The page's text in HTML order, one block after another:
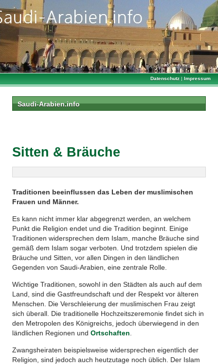
Datenschutz | Impressum
Saudi-Arabien.info
Sitten & Bräuche
Traditionen beeinflussen das Leben der muslimischen
Frauen und Männer.
Es kann nicht immer klar abgegrenzt werden, an welchem
Punkt die Religion endet und die Tradition beginnt. Einige
Traditionen widersprechen dem Islam, manche Bräuche sind
gemäß dem Islam sogar verboten. Und trotzdem spielen die
Bräuche und Sitten, vor allen Dingen in den ländlichen
Gegenden von Saudi-Arabien, eine zentrale Rolle.
Wichtige Traditionen, sowohl in den Städten als auch auf dem
Land, sind die Gastfreundschaft und der Respekt vor älteren
Menschen. Die Verschleierung der muslimischen Frau zeigt
sich überall. Die traditionelle Hochzeitszeremonie findet sich in
den Metropolen des Königreichs, jedoch überwiegend in den
ländlichen Regionen und Ortschaften
Zwangsheiraten beispielsweise widersprechen eigentlich der
Religion, sind jedoch auch heutzutage noch üblich. Der Islam